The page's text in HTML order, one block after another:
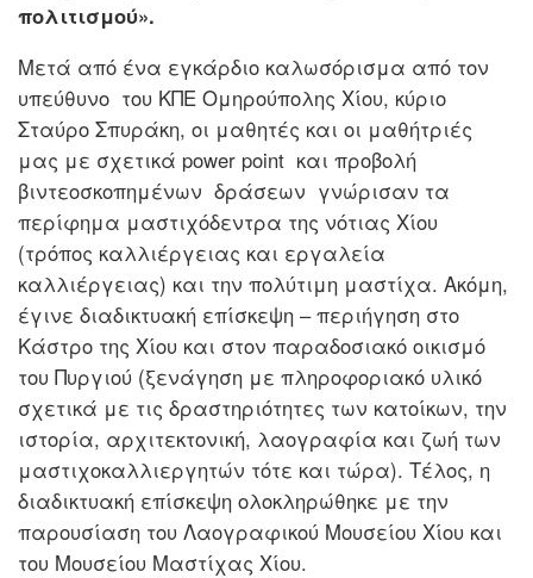
πολιτισμού».
Μετά από ένα εγκάρδιο καλωσόρισμα από τον
υπεύθυνο του ΚΠΕ Ομηρούπολης Χίου, κύριο
Σταύρο Σπυράκη, οι μαθητές και οι μαθήτριές
μας με σχετικά power point και προβολή
βιντεοσκοπημένων δράσεων γνώρισαν τα
περίφημα μαστιχόδεντρα της νότιας Χίου
(τρόπος καλλιέργειας και εργαλεία
καλλιέργειας) και την πολύτιμη μαστίχα. Ακόμη,
έγινε διαδικτυακή επίσκεψη – περιήγηση στο
Κάστρο της Χίου και στον παραδοσιακό οικισμό
του Πυργιού (ξενάγηση με πληροφοριακό υλικό
σχετικά με τις δραστηριότητες των κατοίκων, την
ιστορία, αρχιτεκτονική, λαογραφία και ζωή των
μαστιχοκαλλιεργητών τότε και τώρα). Τέλος, η
διαδικτυακή επίσκεψη ολοκληρώθηκε με την
παρουσίαση του Λαογραφικού Μουσείου Χίου και
του Μουσείου Μαστίχας Χίου.